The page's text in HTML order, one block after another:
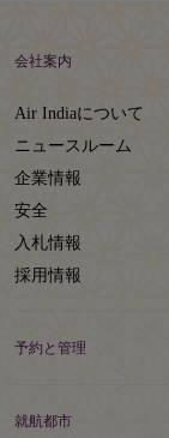
会社案内
Air Indiaについて
ニュースルーム
企業情報
安全
入札情報
採用情報
予約と管理
就航都市